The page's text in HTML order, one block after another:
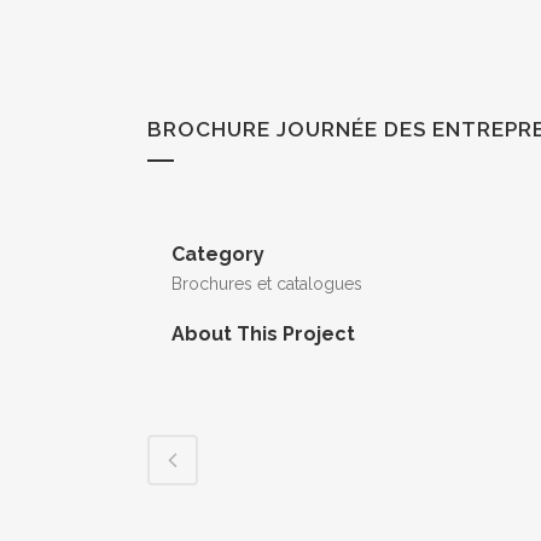
BROCHURE JOURNÉE DES
Category
Brochures et catalogues
About This Project